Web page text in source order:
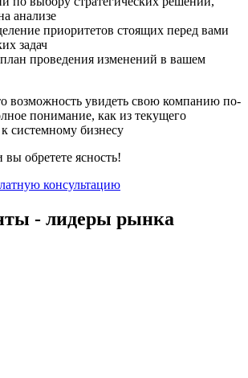
анализе
приоритетов стоящих перед вами
задач
проведения изменений в вашем
возможность увидеть свою компанию по-
понимание, как из текущего
системному бизнесу
обретете ясность!
консультацию
- лидеры рынка